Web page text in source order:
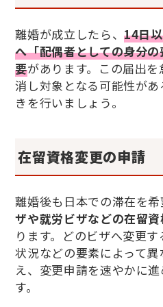
離婚が成立したら、14日
へ「配偶者としての身分
要があります。この届出
消し対象となる可能性が
きを行いましょう。
在留資格変更の申請
離婚後も日本での滞在を希
ザや就労ビザなどの在留
ります。どのビザへ変更
状況などの要素によって
え、変更申請を速やかに
す。